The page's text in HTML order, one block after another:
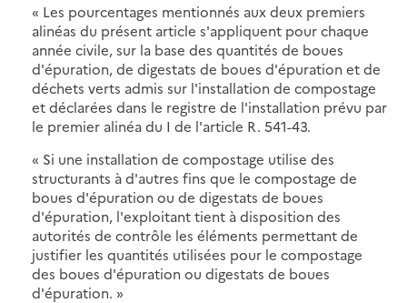
« Les pourcentages mentionnés aux deux premiers
alinéas du présent article s'appliquent pour chaque
année civile, sur la base des quantités de boues
d'épuration, de digestats de boues d'épuration et de
déchets verts admis sur l'installation de compostage
et déclarées dans le registre de l'installation prévu par
le premier alinéa du I de l'article R. 541-43.
« Si une installation de compostage utilise des
structurants à d'autres fins que le compostage de
boues d'épuration ou de digestats de boues
d'épuration, l'exploitant tient à disposition des
autorités de contrôle les éléments permettant de
justifier les quantités utilisées pour le compostage
des boues d'épuration ou digestats de boues
d'épuration. »